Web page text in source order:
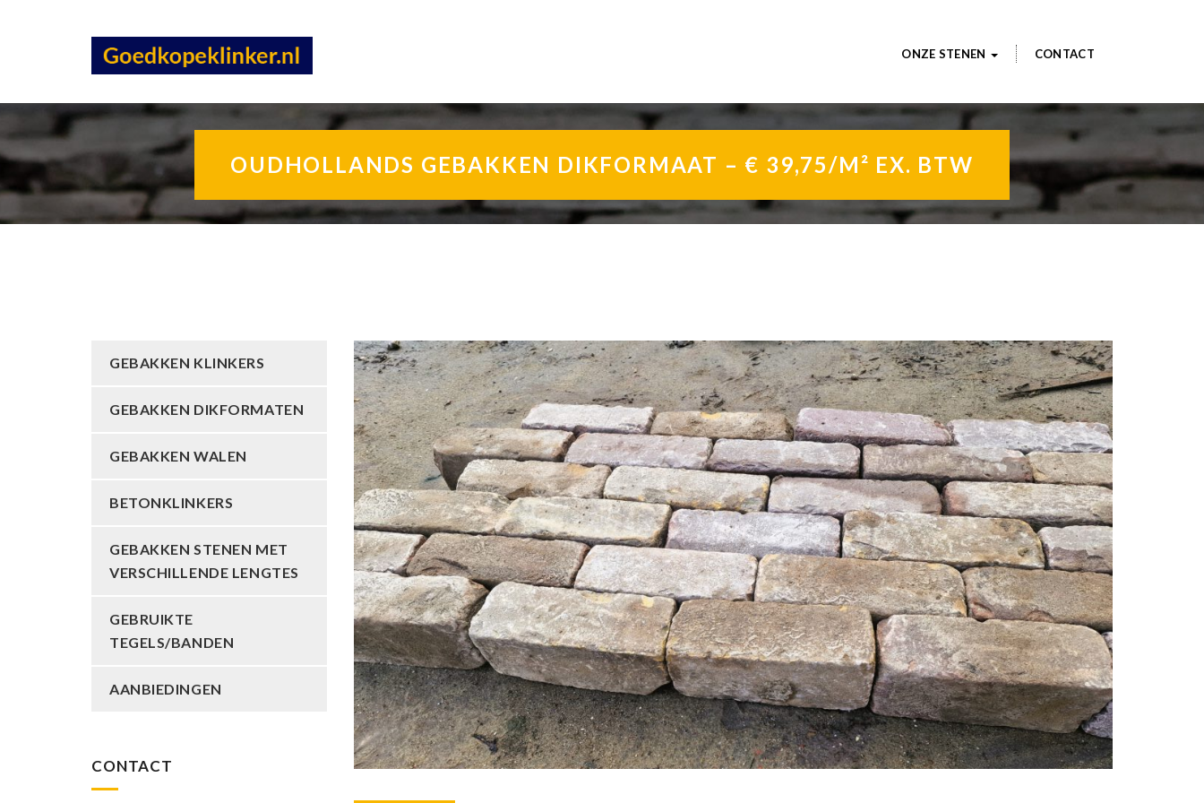
ONZE STENEN CONTACT
OUDHOLLANDS GEBAKKEN DIKFORMAAT – € 39,75/M² EX. BTW
GEBAKKEN KLINKERS
GEBAKKEN DIKFORMATEN
GEBAKKEN WALEN
BETONKLINKERS
GEBAKKEN STENEN MET
VERSCHILLENDE LENGTES
GEBRUIKTE
TEGELS/BANDEN
AANBIEDINGEN
CONTACT